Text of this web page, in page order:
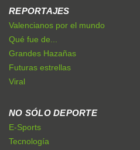
REPORTAJES
Valencianos por el mundo
Qué fue de...
Grandes Hazañas
Futuras estrellas
Viral
NO SÓLO DEPORTE
E-Sports
Tecnología